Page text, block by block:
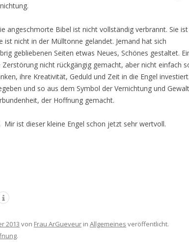
angeschmorte Bibel ist nicht vollständig verbrannt. Sie ist
ist nicht in der Mülltonne gelandet. Jemand hat sich
gebliebenen Seiten etwas Neues, Schönes gestaltet.
Zerstörung nicht rückgängig gemacht, aber nicht einfach
ihre Kreativität, Geduld und Zeit in die Engel investiert.
und so aus dem Symbol der Vernichtung und Gewalt
der Hoffnung gemacht.
ist dieser kleine Engel schon jetzt sehr wertvoll.
2013 von Frau ArGueveur in Allgemeines veröffentlicht.
.